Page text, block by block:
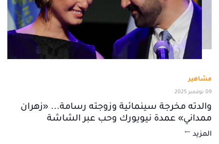
مشاهير
09 نوفمبر 2025
والدته مخرجة سينمائية وزوجته رسامة... «زهران
ممداني» عمدة نيويورك وحب عبر الشاشة
المزيد